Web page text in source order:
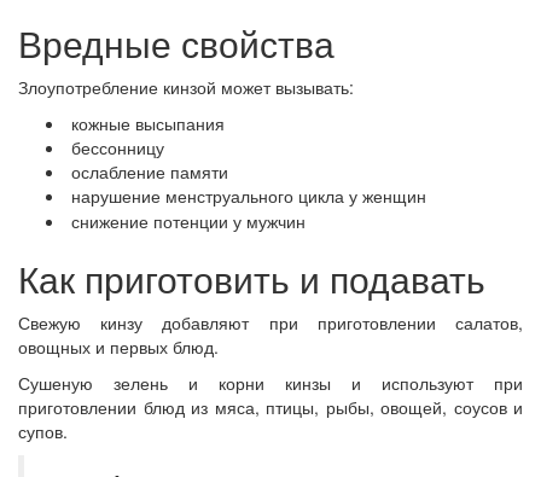
Вредные свойства
Злоупотребление кинзой может вызывать:
кожные высыпания
бессонницу
ослабление памяти
нарушение менструального цикла у женщин
снижение потенции у мужчин
Как приготовить и подавать
Свежую кинзу добавляют при приготовлении салатов,
овощных и первых блюд.
Сушеную зелень и корни кинзы и используют при
приготовлении блюд из мяса, птицы, рыбы, овощей, соусов и
супов.